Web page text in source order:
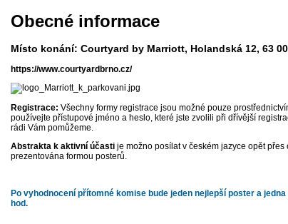
Obecné informace
Místo konání: Courtyard by Marriott, Holandská 12, 63
https://www.courtyardbrno.cz/
Registrace: Všechny formy registrace jsou možné pouze
používejte přístupové jméno a heslo, které jste zvolili při dřívější
rádi Vám pomůžeme.
Abstrakta k aktivní účasti je možno posílat v českém jazyce opět přes
prezentována formou posterů.
Po vyhodnocení přítomné komise bude jeden nejlepší poster a
hod.